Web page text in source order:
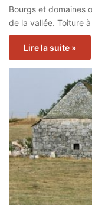
Bourgs et domaines
de la vallée. Toiture
Lire la suite »